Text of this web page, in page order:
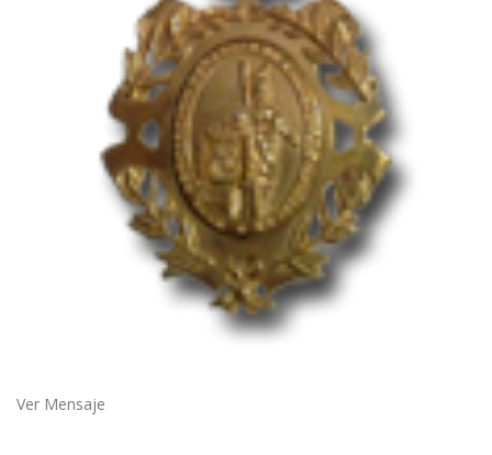
Ver Mensaje